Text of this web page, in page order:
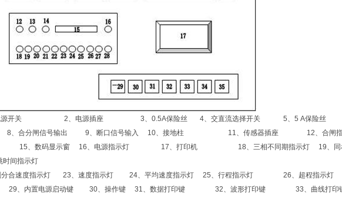
源开关 2、电源插座 3、0.5A保险丝 4、交直流选择开关 5、5 A保险丝
合分闸信号输出 9、断口信号输入
10、接地柱 11、传感器插座 12、合闸指
15、数码显示窗 16、电源指示灯 17、打印机 18、三相不同期指示灯 19、同
时间指示灯
合速度指示灯 23、速度指示灯 24、平均速度指示灯 25、行程指示灯 26、超程指示灯
、内置电源启动键 30、操作键 31、数据打印键 32、波形打印键 33、曲线打印